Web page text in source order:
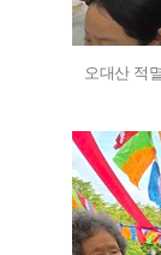
오대산 적